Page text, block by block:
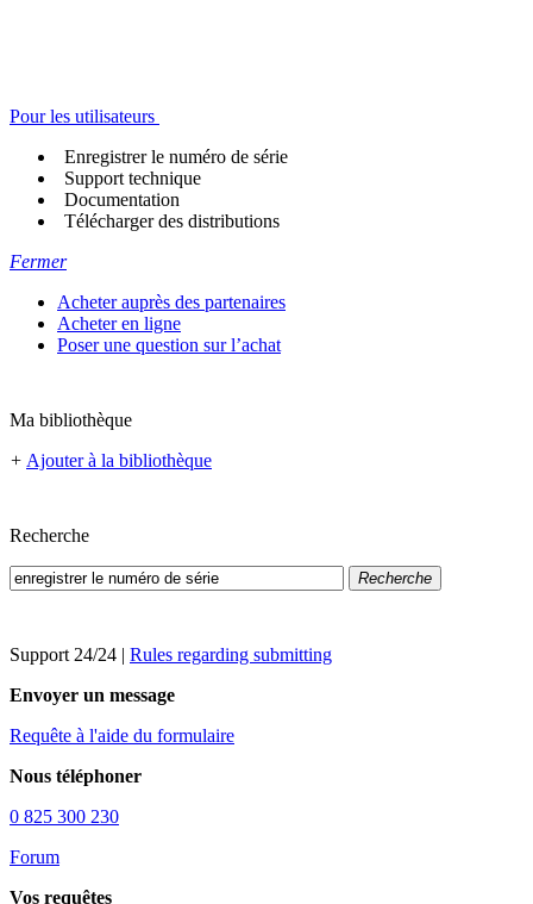
Pour les utilisateurs
Enregistrer le numéro de série
Support technique
Documentation
Télécharger des distributions
Fermer
Acheter auprès des partenaires
Acheter en ligne
Poser une question sur l’achat
Ma bibliothèque
+ Ajouter à la bibliothèque
Recherche
Recherche
Support 24/24 | Rules regarding submitting
Envoyer un message
Requête à l'aide du formulaire
Nous téléphoner
0 825 300 230
Forum
Vos requêtes